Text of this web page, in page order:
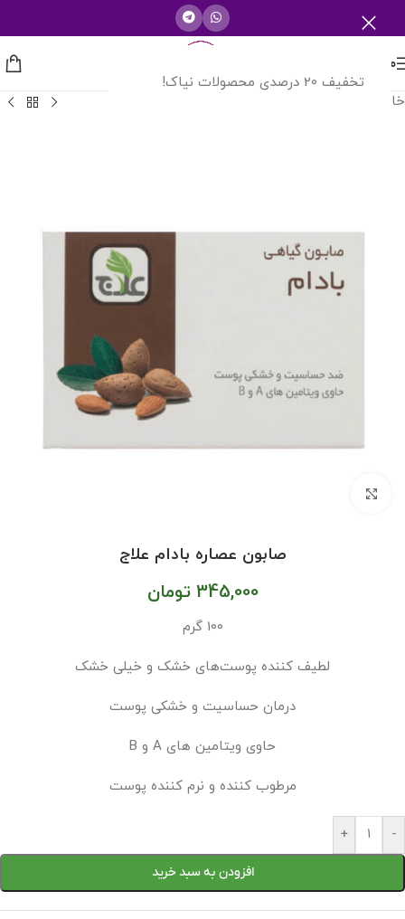
تخفیف 20 درصدی محصولات نیاک!
منو
خانه
صابون عصاره بادام علاج
345,000 تومان
100 گرم
لطیف کننده پوست‌های خشک و خیلی خشک
درمان حساسیت و خشکی پوست
حاوی ویتامین های A و B
مرطوب کننده و نرم کننده پوست
-
+
افزودن به سبد خرید